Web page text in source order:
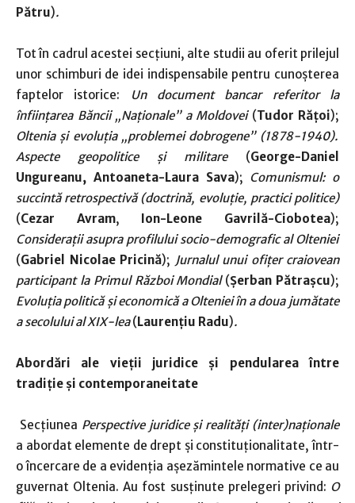
Pătru).
Tot în cadrul acestei secțiuni, alte studii au oferit prilejul
unor schimburi de idei indispensabile pentru cunoșterea
faptelor istorice:
Un document bancar referitor la
înființarea Băncii „Naționale” a Moldovei(Tudor Rățoi);
Oltenia și evoluția „problemei dobrogene” (1878-1940).
Aspecte geopolitice și militare(George-Daniel
Ungureanu, Antoaneta-Laura Sava); Comunismul: o
succintă retrospectivă (doctrină, evoluție, practici politice)
(Cezar Avram, Ion-Leone Gavrilă-Ciobotea);
Considerații asupra profilului socio-demografic al Olteniei
(Gabriel Nicolae Pricină); Jurnalul unui ofițer craiovean
participant la Primul Război Mondial(Șerban Pătrașcu);
Evoluția politică și economică a Olteniei în a doua jumătate
a secolului al XIX-lea(Laurențiu Radu).
Abordări ale vieții juridice și pendularea între
tradiție și contemporaneitate
Secțiunea Perspective juridice și realități (inter)naționale
a abordat elemente de drept și constituționalitate, într-
o încercare de a evidenția așezămintele normative ce au
guvernat Oltenia. Au fost susținute prelegeri privind: O